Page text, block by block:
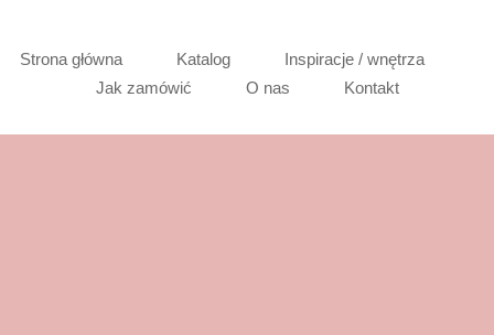
Strona główna Katalog
Inspiracje / wnętrza
Jak zamówić
O nas Kontakt